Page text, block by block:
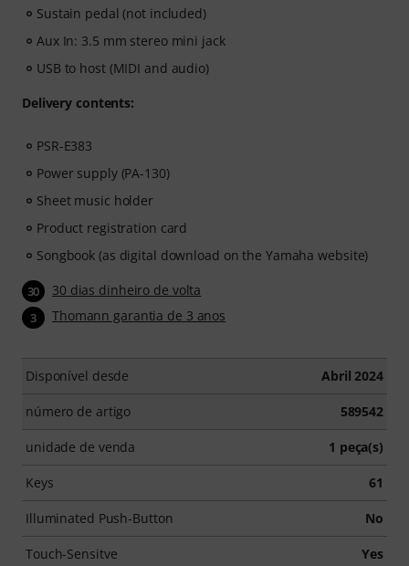
Sustain pedal (not included)
Aux In: 3.5 mm stereo mini jack
USB to host (MIDI and audio)
Delivery contents:
PSR-E383
Power supply (PA-130)
Sheet music holder
Product registration card
Songbook (as digital download on the Yamaha website)
30 30 dias dinheiro de volta
3 Thomann garantia de 3 anos
Disponível desde Abril 2024
número de artigo 589542
unidade de venda 1 peça(s)
Keys 61
Illuminated Push-Button No
Touch-Sensitve Yes